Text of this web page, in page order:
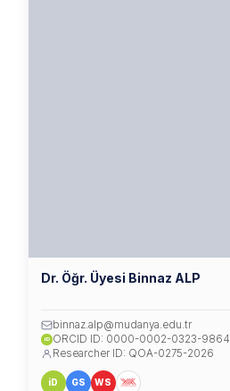
Dr. Öğr. Üyesi Binnaz ALP
binnaz.alp@mudanya.edu.tr
iD ORCID ID: 0000-0002-0323-9864
Researcher ID: QOA-0275-2026
iD GS WS